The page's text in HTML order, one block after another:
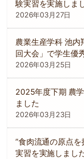
験実習を実施しま
2026年03月27日
農業生産学科 池内
回大会」で学生優
2026年03月25日
2025年度下期 農
ました
2026年03月23日
”食肉流通の原点
実習を実施しまし